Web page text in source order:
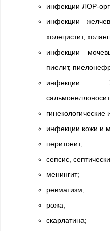
инфекции ЛОР-
инфекции
холецистит,
инфекции
пиелит,
инфекции кожи и
перитонит;
сепсис,
менингит;
ревматизм;
рожа;
скарлатина;